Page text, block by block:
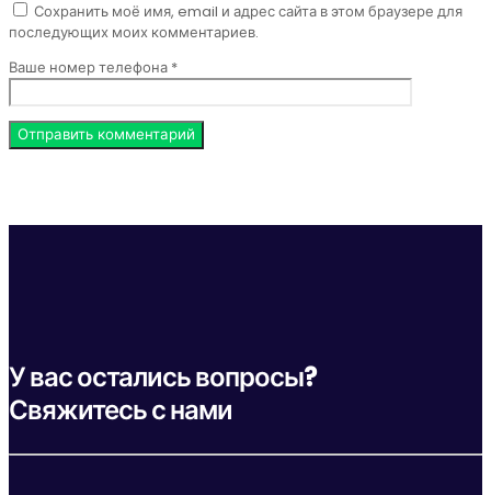
Сохранить моё имя, email и адрес сайта в этом браузере для
последующих моих комментариев.
Ваше номер телефона *
У вас остались вопросы?
Свяжитесь с нами